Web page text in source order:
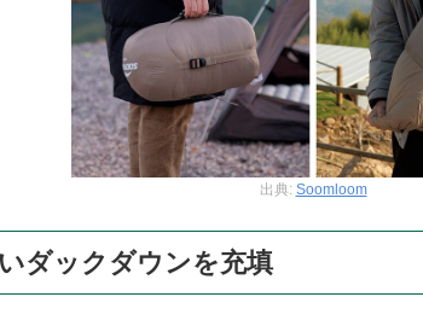
出典: Soomloom
ダックダウンを充填